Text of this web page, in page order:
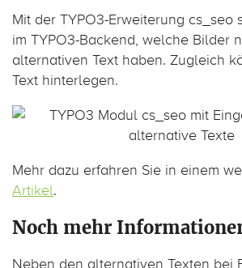
Mit der TYPO3-Erweiterung cs_seo
im TYPO3-Backend, welche Bilder
alternativen Text haben. Zugleich
Text hinterlegen.
Mehr dazu erfahren Sie in einem
Artikel.
Noch mehr
Neben den alternativen Texten bei